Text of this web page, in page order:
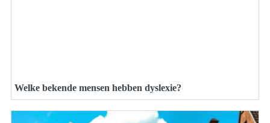
Welke bekende mensen hebben dyslexie?